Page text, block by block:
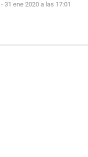
- 31 ene 2020 a las 17:01